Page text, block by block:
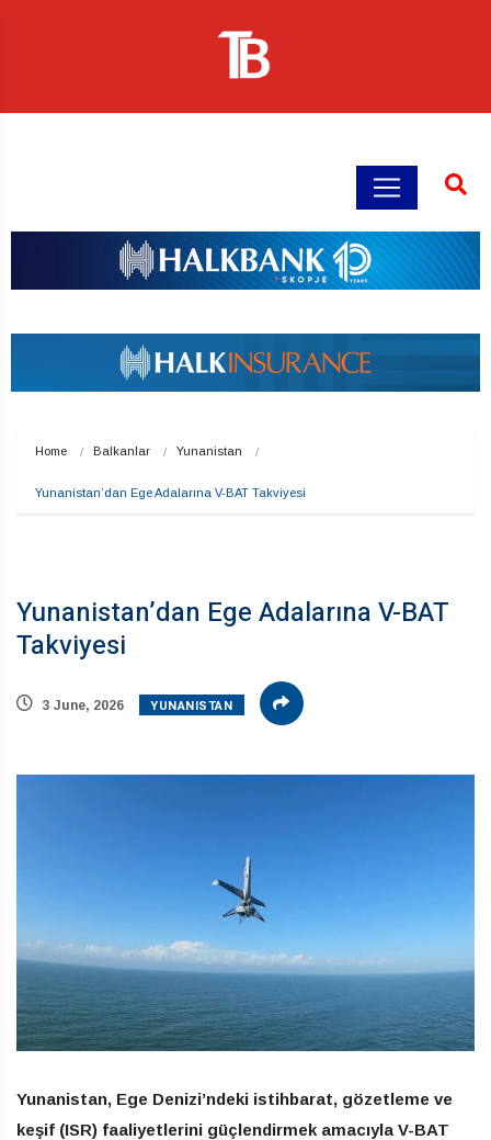
Home Balkanlar Yunanistan
Yunanistan’dan Ege Adalarına V-BAT Takviyesi
Yunanistan’dan Ege Adalarına V-BAT
Takviyesi
3 June, 2026 YUNANISTAN
Yunanistan, Ege Denizi’ndeki istihbarat, gözetleme ve
keşif (ISR) faaliyetlerini güçlendirmek amacıyla V-BAT